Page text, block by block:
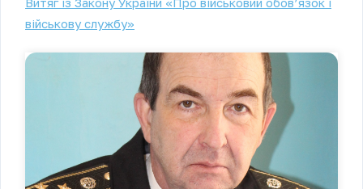
військову службу»